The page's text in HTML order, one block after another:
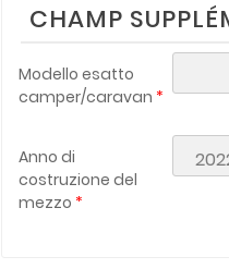
CHAMP
Modello esatto
camper/caravan
Anno di
costruzione del
mezzo